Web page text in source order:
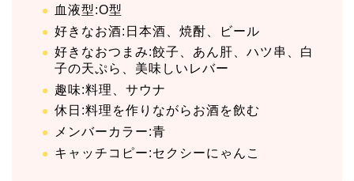
血液型:O型
好きなお酒:日本酒、焼酎、ビール
好きなおつまみ:餃子、あん肝、ハツ串、白
子の天ぷら、美味しいレバー
趣味:料理、サウナ
休日:料理を作りながらお酒を飲む
メンバーカラー:青
キャッチコピー:セクシーにゃんこ